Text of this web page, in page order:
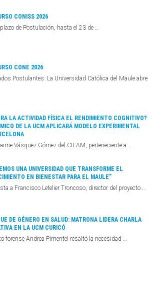
CONISS 2026
de Postulación, hasta el 23 de …
CONE 2026
Postulantes: La Universidad Católica del Maule abre
LA ACTIVIDAD FÍSICA EL RENDIMIENTO COGNITIVO?
DE LA UCM APLICARÁ MODELO EXPERIMENTAL
Vásquez-Gómez del CIEAM, perteneciente a …
UNA UNIVERSIDAD QUE TRANSFORME EL
EN BIENESTAR PARA EL MAULE”
a Francisco Letelier Troncoso, director del proyecto …
DE GÉNERO EN SALUD: MATRONA LIDERA CHARLA
EN LA UCM CURICÓ
forense Andrea Pimentel resaltó la necesidad …